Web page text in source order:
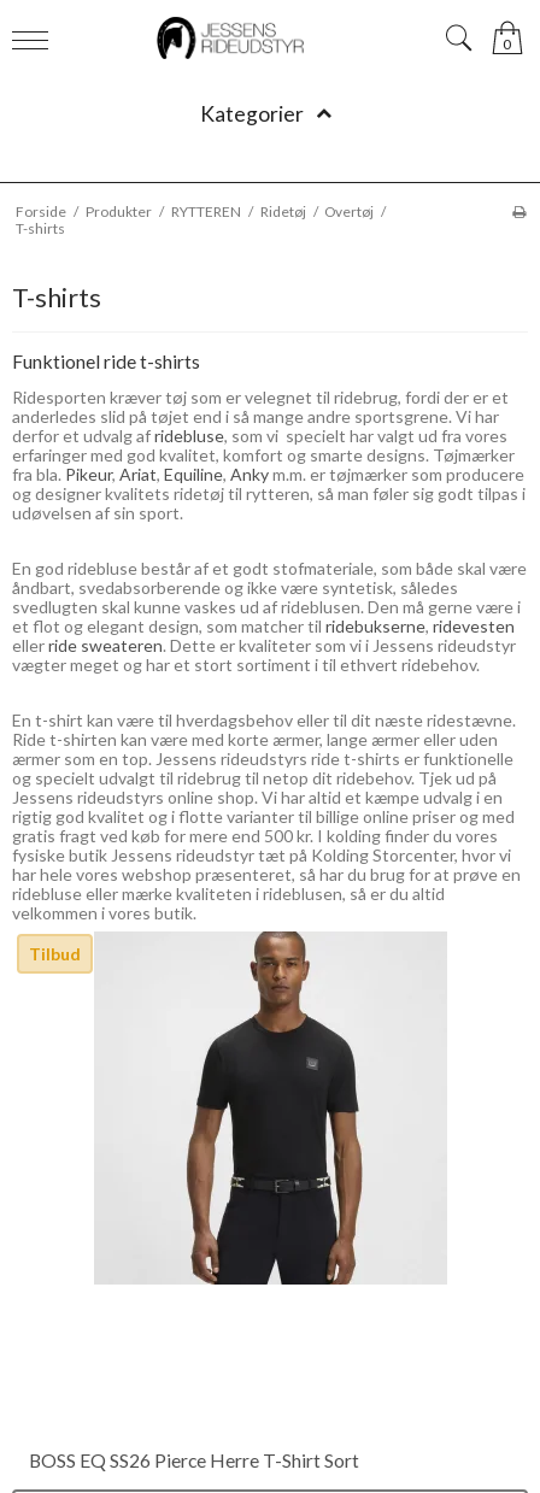
0
Kategorier
Forside / Produkter / RYTTEREN / Ridetøj / Overtøj /
T-shirts
T-shirts
Funktionel ride t-shirts
Ridesporten kræver tøj som er velegnet til ridebrug, fordi der er et
anderledes slid på tøjet end i så mange andre sportsgrene. Vi har
derfor et udvalg afridebluse, som vi specielt har valgt ud fra vores
erfaringer med god kvalitet, komfort og smarte designs. Tøjmærker
fra bla. Pikeur, Ariat, Equiline, Ankym.m. er tøjmærker som producere
og designer kvalitets ridetøj til rytteren, så man føler sig godt tilpas i
udøvelsen af sin sport.
En god ridebluse består af et godt stofmateriale, som både skal være
åndbart, svedabsorberende og ikke være syntetisk, således
svedlugten skal kunne vaskes ud af rideblusen. Den må gerne være i
et flot og elegant design, som matcher til ridebukserne, ridevesten
ellerride sweateren. Dette er kvaliteter som vi i Jessens rideudstyr
vægter meget og har et stort sortiment i til ethvert ridebehov.
En t-shirt kan være til hverdagsbehov eller til dit næste ridestævne.
Ride t-shirten kan være med korte ærmer, lange ærmer eller uden
ærmer som en top. Jessens rideudstyrs ride t-shirts er funktionelle
og specielt udvalgt til ridebrug til netop dit ridebehov. Tjek ud på
Jessens rideudstyrs online shop. Vi har altid et kæmpe udvalg i en
rigtig god kvalitet og i flotte varianter til billige online priser og med
gratis fragt ved køb for mere end 500 kr. I kolding finder du vores
fysiske butik Jessens rideudstyr tæt på Kolding Storcenter, hvor vi
har hele vores webshop præsenteret, så har du brug for at prøve en
ridebluse eller mærke kvaliteten i rideblusen, så er du altid
velkommen i vores butik.
Tilbud
BOSS EQ SS26 Pierce Herre T-Shirt Sort